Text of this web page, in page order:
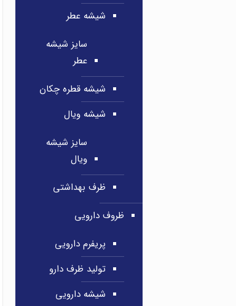
شیشه عطر
سایز شیشه
عطر
شیشه قطره چکان
شیشه ویال
سایز شیشه
ویال
ظرف بهداشتی
ظروف دارویی
پریفرم دارویی
تولید ظرف دارو
شیشه دارویی